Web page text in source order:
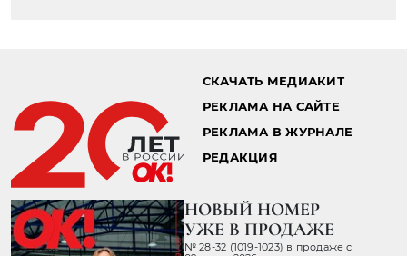
СКАЧАТЬ МЕДИАКИТ
РЕКЛАМА НА САЙТЕ
РЕКЛАМА В ЖУРНАЛЕ
РЕДАКЦИЯ
НОВЫЙ НОМЕР
УЖЕ В ПРОДАЖЕ
№ 28-32 (1019-1023) в продаже с